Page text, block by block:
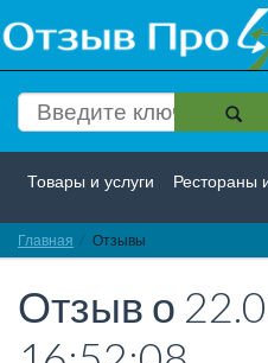
Товары и услуги Рестораны
Красота и здоровье
Интернет Путешествие и
Главная Отзывы
Отзыв о